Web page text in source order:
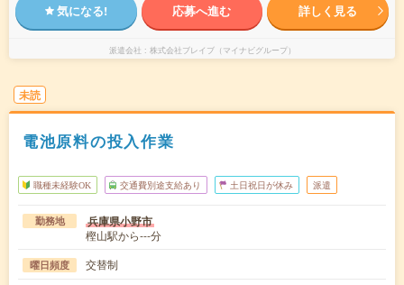
気になる! 応募へ進む 詳しく見る
派遣会社 株式会社ブレイブ（マイナビグループ）
未読
電池原料の投入作業
職種未経験OK 交通費別途支給あり 土日祝日が休み 派遣
勤務地 兵庫県小野市
樫山駅から---分
曜日頻度 交替制